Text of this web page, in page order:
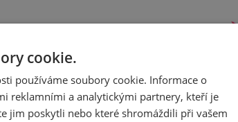
ENGLISH
cookie.
používáme soubory cookie. Informace o
reklamními a analytickými partnery, kteří je
jim poskytli nebo které shromáždili při vašem